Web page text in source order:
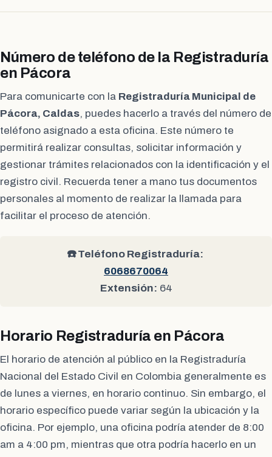
Número de teléfono de la Registraduría
en Pácora
Para comunicarte con la Registraduría Municipal de
Pácora, Caldas, puedes hacerlo a través del número de
teléfono asignado a esta oficina. Este número te
permitirá realizar consultas, solicitar información y
gestionar trámites relacionados con la identificación y el
registro civil. Recuerda tener a mano tus documentos
personales al momento de realizar la llamada para
facilitar el proceso de atención.
☎️ Teléfono Registraduría:
6068670064
Extensión: 64
Horario Registraduría en Pácora
El horario de atención al público en la Registraduría
Nacional del Estado Civil en Colombia generalmente es
de lunes a viernes, en horario continuo. Sin embargo, el
horario específico puede variar según la ubicación y la
oficina. Por ejemplo, una oficina podría atender de 8:00
am a 4:00 pm, mientras que otra podría hacerlo en un